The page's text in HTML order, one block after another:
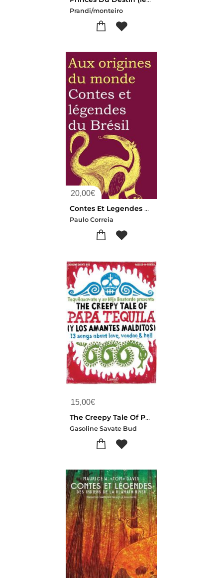
Prandi/monteiro
20,00€
Contes Et Legendes Du Bresil
Paulo Correia
15,00€
The Creepy Tale Of Papa Tequila (y Los Amantes Malditos)
Gasoline Savate Bud